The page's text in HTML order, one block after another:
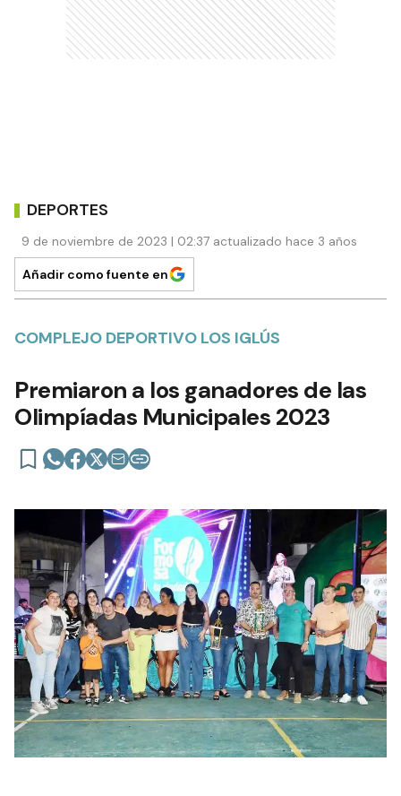
DEPORTES
9 de noviembre de 2023 | 02:37 actualizado hace 3 años
Añadir como fuente en
COMPLEJO DEPORTIVO LOS IGLÚS
Premiaron a los ganadores de las
Olimpíadas Municipales 2023